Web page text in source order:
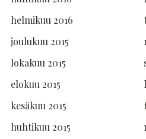
helmikuu 2016
joulukuu 2015
lokakuu 2015
elokuu 2015
kesäkuu 2015
huhtikuu 2015